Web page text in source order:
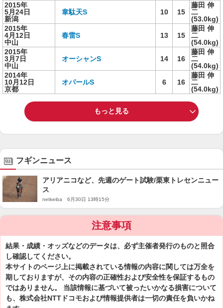
2015年
5月24日
新潟
韋駄天S 10 15
藤田 伸
二
(53.0kg)
2015年
4月12日
中山
春雷S 13 15
藤田 伸
二
(54.0kg)
2015年
3月7日
中山
オーシャンS 14 16
藤田 伸
二
(54.0kg)
2014年
10月12日
京都
オパールS 6 16
藤田 伸
二
(54.0kg)
もっと見る
フギンニュース
アリアニコなど、先週のゲート試験/栗東トレセンニュー
ス
netkeiba 6月30日 13時15分
注意事項
結果・成績・オッズなどのデータは、必ず主催者発行のものと照合
し確認してください。
本サイトのページ上に掲載されている情報の内容に関しては万全を
期しておりますが、その内容の正確性および安全性を保証するもの
ではありません。 当該情報に基づいて被ったいかなる損害について
も、株式会社NTTドコモおよび情報提供者は一切の責任を負いかね